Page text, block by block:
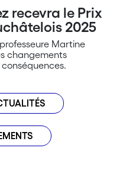
recevra le Prix
2025
Martine
changements